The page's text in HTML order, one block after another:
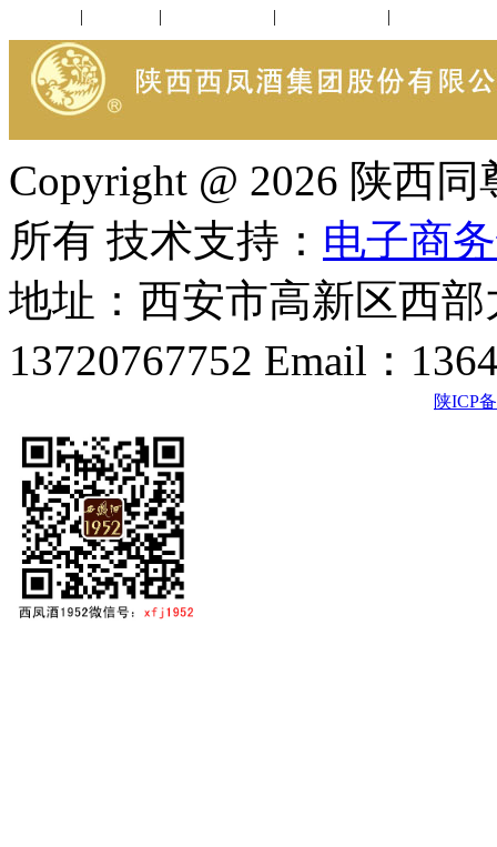
| | | |
Copyright @ 2026 陕西
所有 技术支持： 电子商
地址：西安市高新区西
13720767752 Email：
陕ICP